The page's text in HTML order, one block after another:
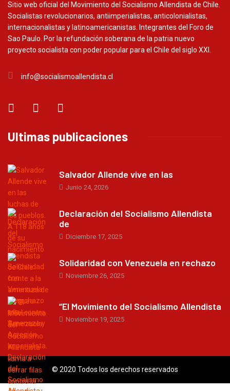
Sitio web oficial del Movimiento del Socialismo Allendista de Chile.
Socialistas revolucionarios, antiimperialistas, anticolonialistas,
internacionalistas y latinoamericanistas. Integrantes del Foro de
Sao Paulo. Por la refundación soberana de la patria nuevo
proyecto socialista con poder popular para el Chile del siglo XXI.
info@socialismoallendista.cl
Ultimas publicaciones
Salvador Allende vive en las
Junio 24, 2026
Declaración del Socialismo Allendista
de
Diciembre 17, 2025
Solidaridad con Venezuela en rechazo
Noviembre 26, 2025
“El Movimiento del Socialismo Allendista
Noviembre 19, 2025
© 2020 Todos los derechos reservados